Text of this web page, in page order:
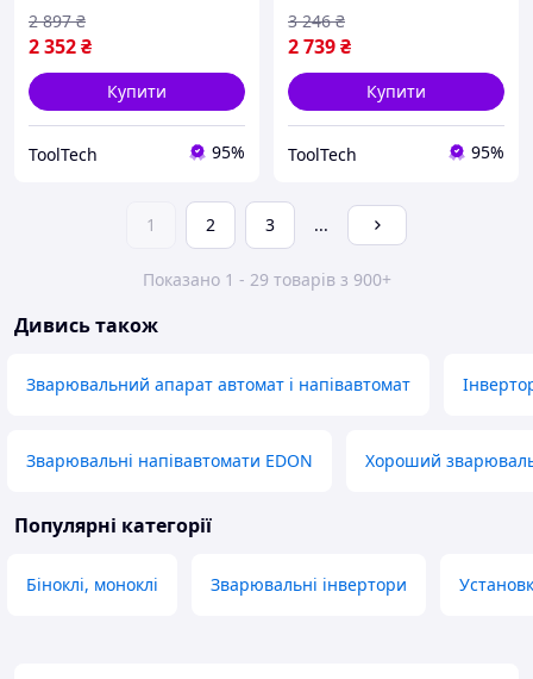
2 352₴
2 897 ₴
Купити
ToolTech 95%
2 739₴
3 246 ₴
Купити
ToolTech 95%
1 2 3 ...
Показано 1 - 29 товарів з 900+
Дивись також
Зварювальний апарат автомат і напівавтомат
Зварювальні напівавтомати EDON Хороший
Популярні категорії
Біноклі, моноклі Зварювальні інвертори